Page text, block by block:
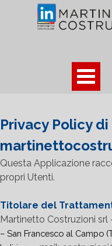
Vai ai contenuti
Salta menù
Privacy Policy di
Questa Applicazione
propri Utenti.
Titolare del
Martinetto Costruzioni srl
– San Francesco al Campo